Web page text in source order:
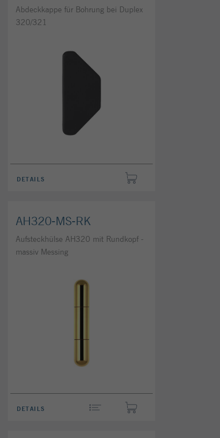
Abdeckkappe für Bohrung bei Duplex
320/321
DETAILS
AH320-MS-RK
Aufsteckhülse AH320 mit Rundkopf -
massiv Messing
DETAILS